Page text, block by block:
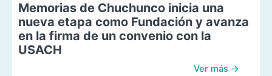
Memorias de Chuchunco inicia una
nueva etapa como Fundación y avanza
en la firma de un convenio con la
USACH
Ver más →